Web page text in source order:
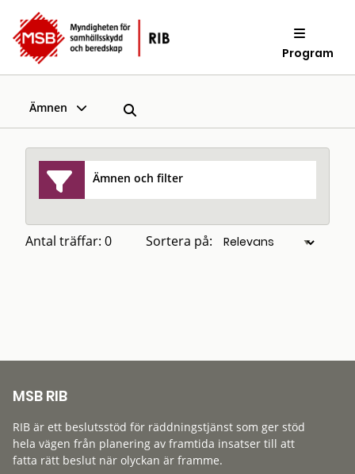
Program
Ämnen
Ämnen och filter
Antal träffar: 0 Sortera på:
MSB RIB
RIB är ett beslutsstöd för räddningstjänst som ger stöd
hela vägen från planering av framtida insatser till att
fatta rätt beslut när olyckan är framme.